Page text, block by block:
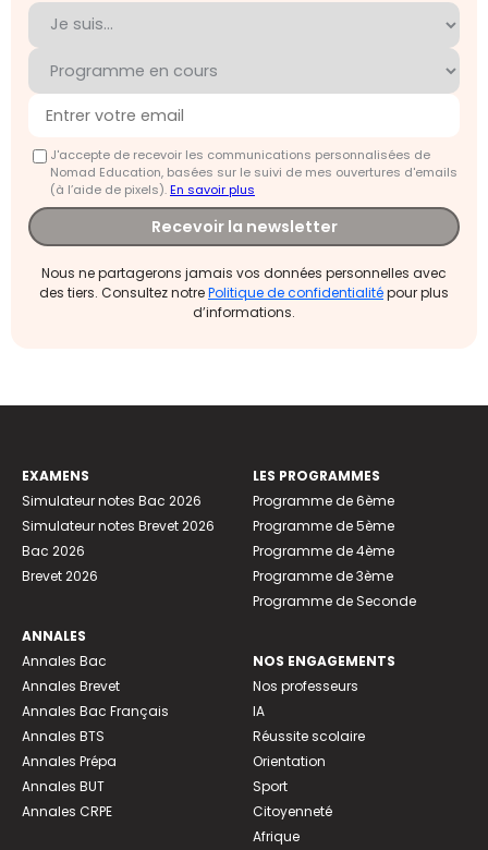
J'accepte de recevoir les communications personnalisées de
Nomad Education, basées sur le suivi de mes ouvertures d'emails
(à l’aide de pixels).En savoir plus
Recevoir la newsletter
Nous ne partagerons jamais vos données personnelles avec
des tiers. Consultez notrePolitique de confidentialitépour plus
d’informations.
EXAMENS
Simulateur notes Bac 2026
Simulateur notes Brevet 2026
Bac 2026
Brevet 2026
ANNALES
Annales Bac
Annales Brevet
Annales Bac Français
Annales BTS
Annales Prépa
Annales BUT
Annales CRPE
LES PROGRAMMES
Programme de 6ème
Programme de 5ème
Programme de 4ème
Programme de 3ème
Programme de Seconde
NOS ENGAGEMENTS
Nos professeurs
IA
Réussite scolaire
Orientation
Sport
Citoyenneté
Afrique